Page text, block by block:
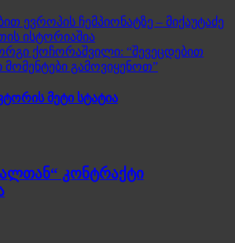
ევროპის ჩემპიონატზე – მიქაუტაძე
ისტორიაშია
ქოჩორაშვილი: “შევეცდებით
გამოვიყენოთ”
მეტი სტატია
კონტრაქტი